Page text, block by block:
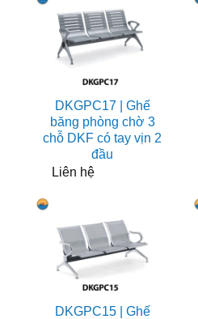
DKGPC17 | Ghế
băng phòng chờ 3
chỗ DKF có tay vịn 2
đầu
Liên hệ
DKGPC15 | Ghế